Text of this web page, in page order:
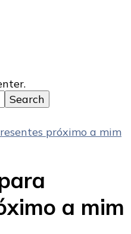
próximo a mim
a mim